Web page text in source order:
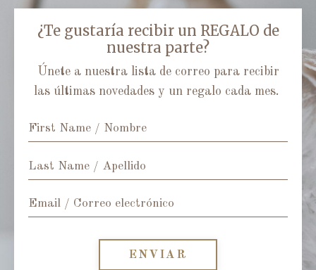
¿Te gustaría recibir un REGALO de
nuestra parte?
Únete a nuestra lista de correo para recibir
las últimas novedades y un regalo cada mes.
ENVIAR